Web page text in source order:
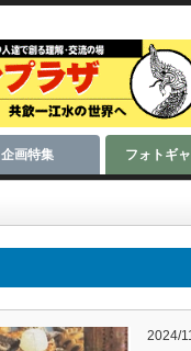
企画特集 フォトギ
2024/